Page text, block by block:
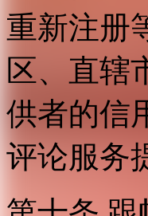
重新注册
区、直辖
供者的信
评论服务